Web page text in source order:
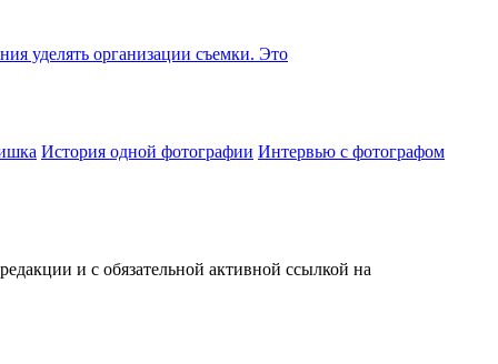
уделять организации съемки. Это
История одной фотографии Интервью с фотографом
и с обязательной активной ссылкой на